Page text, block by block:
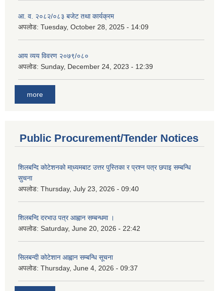
आ. व. २०८२/०८३ बजेट तथा कार्यक्रम
अपलोड: Tuesday, October 28, 2025 - 14:09
आय व्यय विवरण २०७९/०८०
अपलोड: Sunday, December 24, 2023 - 12:39
more
Public Procurement/Tender Notices
शिलबन्दि कोटेशनको मा्ध्यमबाट उत्तर पुस्तिका र प्रश्न पत्र छपाइ सम्बन्धि
सुचना
अपलोड: Thursday, July 23, 2026 - 09:40
शिलबन्दि दरभाउ पत्र आह्वान सम्बन्धमा ।
अपलोड: Saturday, June 20, 2026 - 22:42
सिलबन्दी कोटेशान आह्वान सम्बन्धि सूचना
अपलोड: Thursday, June 4, 2026 - 09:37